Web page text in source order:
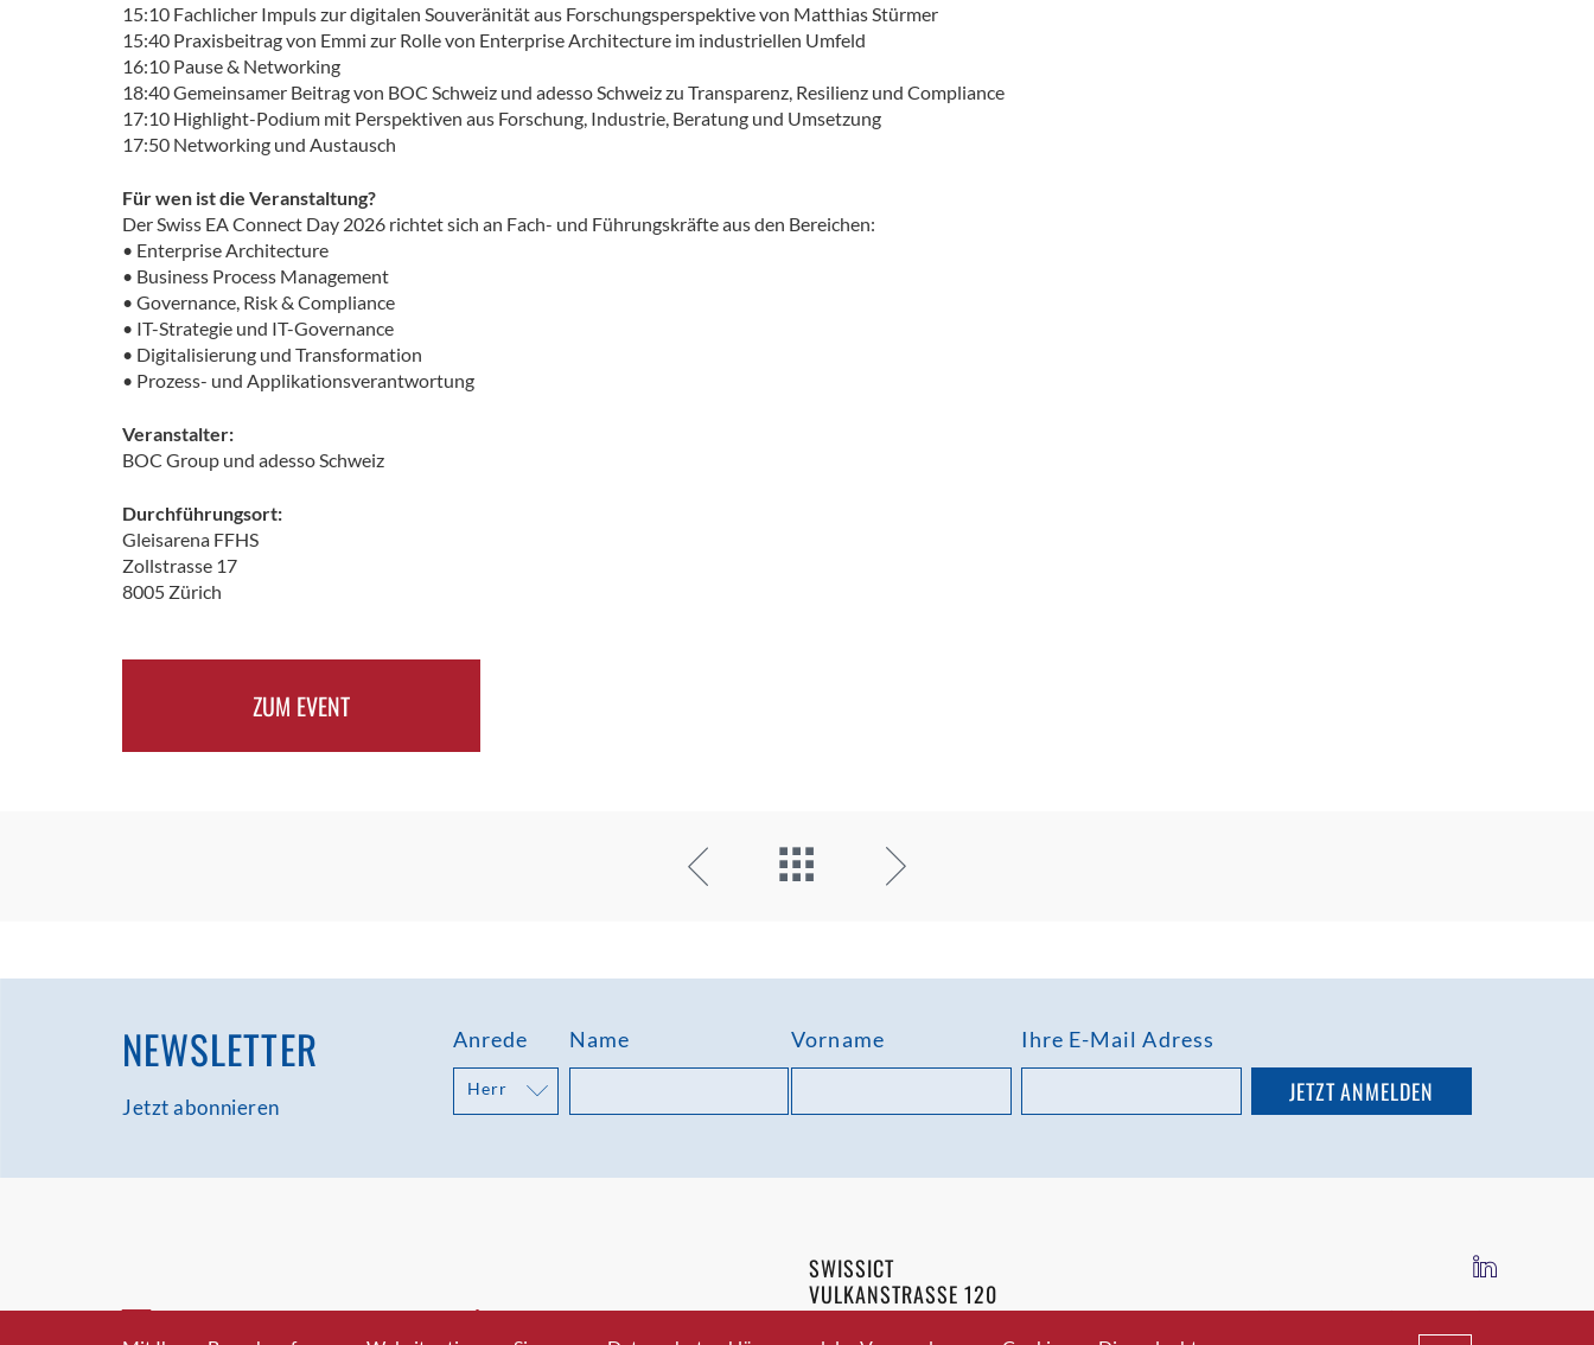
15:10 Fachlicher Impuls zur digitalen Souveränität aus Forschungsperspektive von Matthias Stürmer
15:40 Praxisbeitrag von Emmi zur Rolle von Enterprise Architecture im industriellen Umfeld
16:10 Pause & Networking
18:40 Gemeinsamer Beitrag von BOC Schweiz und adesso Schweiz zu Transparenz, Resilienz und Compliance
17:10 Highlight-Podium mit Perspektiven aus Forschung, Industrie, Beratung und Umsetzung
17:50 Networking und Austausch
Für wen ist die Veranstaltung?
Der Swiss EA Connect Day 2026 richtet sich an Fach- und Führungskräfte aus den Bereichen:
• Enterprise Architecture
• Business Process Management
• Governance, Risk & Compliance
• IT-Strategie und IT-Governance
• Digitalisierung und Transformation
• Prozess- und Applikationsverantwortung
Veranstalter:
BOC Group und adesso Schweiz
Durchführungsort:
Gleisarena FFHS
Zollstrasse 17
8005 Zürich
ZUM EVENT
NEWSLETTER
Jetzt abonnieren
Anrede
Herr
Name Vorname Ihre E-Mail Adress
INFO@SWISSICT.CH +41 43 336 40 20
SWISSICT
VULKANSTRASSE 120
8048 ZURICH
IMPRESSUM DATENSCHUTZ AGB